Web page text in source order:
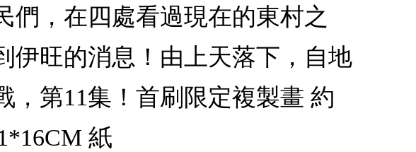
，在四處看過現在的東村之
伊旺的消息！由上天落下，自地
，第11集！首刷限定複製畫 約
紙